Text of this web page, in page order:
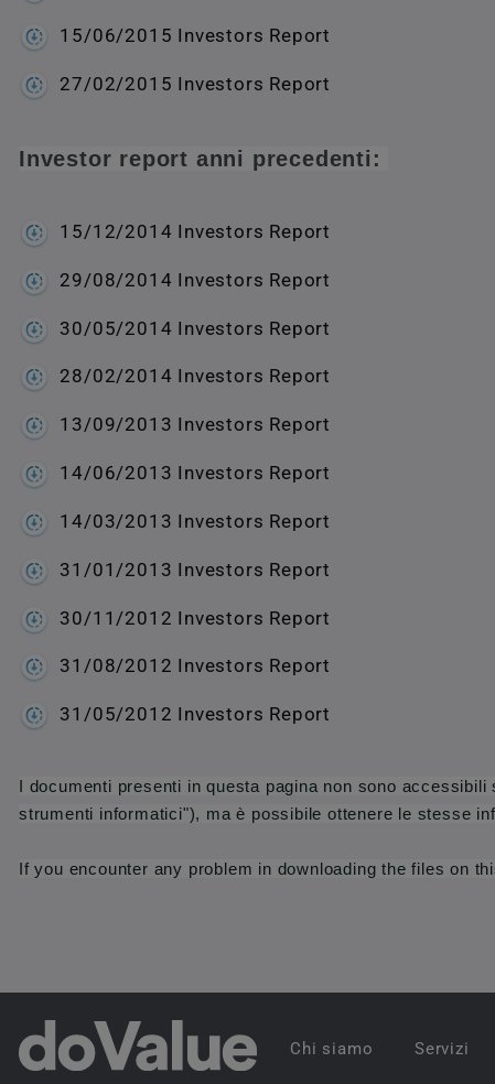
15/06/2015 Investors Report
27/02/2015 Investors Report
Investor report anni precedenti:
15/12/2014 Investors Report
29/08/2014 Investors Report
30/05/2014 Investors Report
28/02/2014 Investors Report
13/09/2013 Investors Report
14/06/2013 Investors Report
14/03/2013 Investors Report
31/01/2013 Investors Report
30/11/2012 Investors Report
31/08/2012 Investors Report
31/05/2012 Investors Report
I documenti presenti in questa pagina non sono
strumenti informatici"), ma è possibile ottenere le stesse
If you encounter any problem in downloading the files on
Chi siamo Servizi